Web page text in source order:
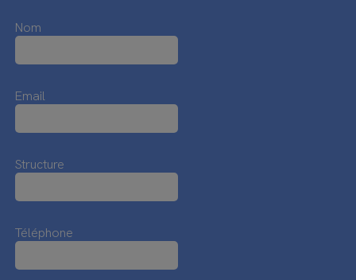
Nom
Email
Structure
Téléphone